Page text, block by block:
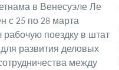
в Венесуэле Ле
с 25 по 28 марта
поездку в штат
развития деловых
между